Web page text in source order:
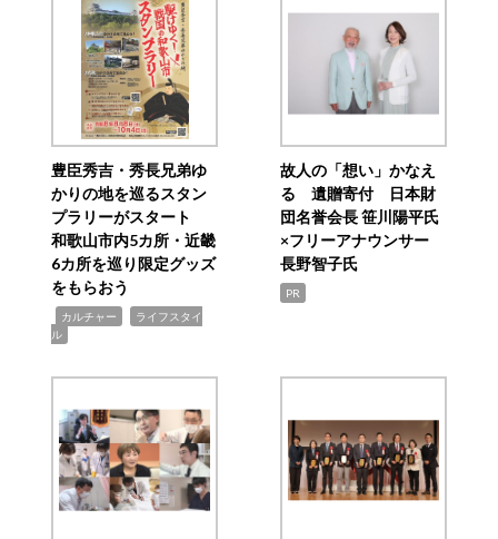
豊臣秀吉・秀長兄弟ゆ
かりの地を巡るスタン
プラリーがスタート
和歌山市内5カ所・近畿
6カ所を巡り限定グッズ
をもらおう
カルチャー
ライフスタイ
ル
故人の「想い」かなえ
る 遺贈寄付 日本財
団名誉会長 笹川陽平氏
×フリーアナウンサー
長野智子氏
PR